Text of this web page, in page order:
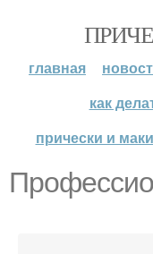
главная
как
прически и